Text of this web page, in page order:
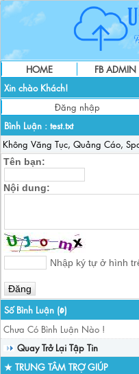
HOME FB ADMIN
Xin chào Khách!
Đăng nhập
Bình Luận : test.txt
Không Văng Tục, Quảng Cáo,
Tên bạn:
Nội dung:
Nhập ký tự ở hình
Số Bình Luận (0)
Chưa Có Bình Luận Nào !
Quay Trở Lại Tập Tin
★ TRUNG TÂM TRỢ GIÚP